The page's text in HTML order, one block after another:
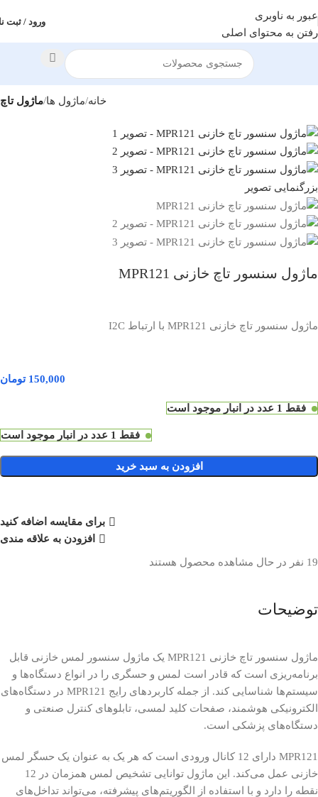
عبور به ناوبری
رفتن به محتوای اصلی
ورود / ثبت
خانه ماژول ها ماژول تاچ
بزرگنمایی تصویر
ماژول سنسور تاچ خازنی MPR121
ماژول سنسور تاچ خازنی MPR121 با ارتباط I2C
150,000 تومان
فقط 1 عدد در انبار موجود است
فقط 1 عدد در انبار موجود است
افزودن به سبد خرید
برای مقایسه اضافه کنید
افزودن به علاقه مندی
19 نفر در حال مشاهده محصول هستند
توضیحات
ماژول سنسور تاچ خازنی MPR121 یک ماژول سنسور لمس خازنی قابل
برنامه‌ریزی است که قادر است لمس و حسگری را در انواع دستگاه‌ها و
سیستم‌ها شناسایی کند. از جمله کاربردهای رایج MPR121 در دستگاه‌های
الکترونیکی هوشمند، صفحات کلید لمسی، تابلوهای کنترل صنعتی و
دستگاه‌های پزشکی است.
MPR121 دارای 12 کانال ورودی است که هر یک به عنوان یک حسگر لمس
خازنی عمل می‌کند. این ماژول توانایی تشخیص لمس همزمان در 12
نقطه را دارد و با استفاده از الگوریتم‌های پیشرفته، می‌تواند تداخل‌های